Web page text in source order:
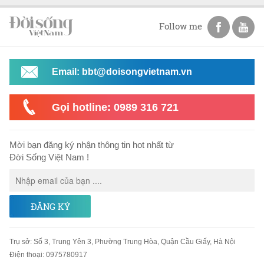
Follow me
Email: bbt@doisongvietnam.vn
Gọi hotline: 0989 316 721
Mời bạn đăng ký nhận thông tin hot nhất từ
Đời Sống Việt Nam !
ĐĂNG KÝ
Trụ sở: Số 3, Trung Yên 3, Phường Trung Hòa, Quận Cầu Giấy, Hà Nội
Điện thoại: 0975780917